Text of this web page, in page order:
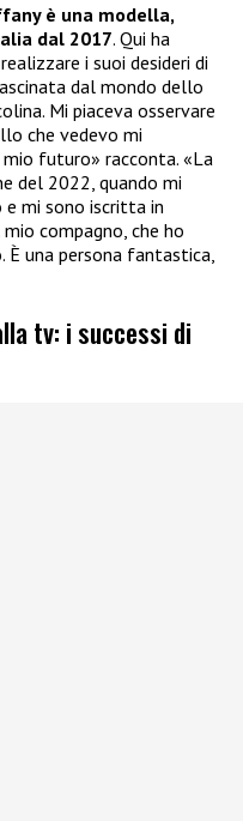
è una modella,
dal 2017. Qui ha
i suoi desideri di
dal mondo dello
Mi piaceva osservare
che vedevo mi
futuro» racconta. «La
del 2022, quando mi
mi sono iscritta in
compagno, che ho
una persona fantastica,
tv: i successi di